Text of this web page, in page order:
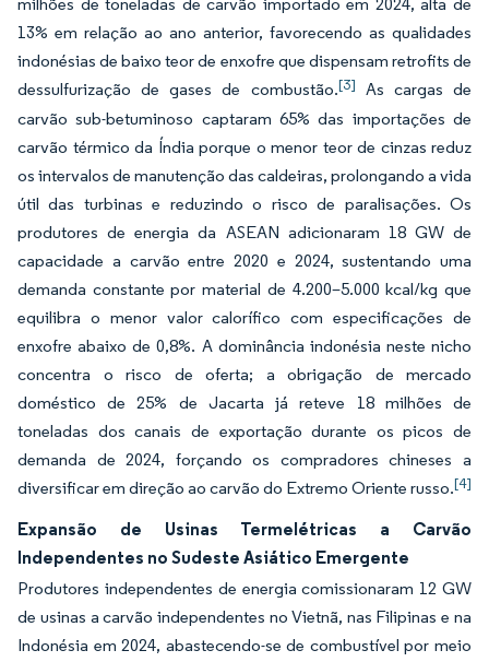
13% em relação ao ano anterior, favorecendo as qualidades
indonésias de baixo teor de enxofre que dispensam retrofits de
dessulfurização de gases de combustão.[3] As cargas de
carvão sub-betuminoso captaram 65% das importações de
carvão térmico da Índia porque o menor teor de cinzas reduz
os intervalos de manutenção das caldeiras, prolongando a vida
útil das turbinas e reduzindo o risco de paralisações. Os
produtores de energia da ASEAN adicionaram 18 GW de
capacidade a carvão entre 2020 e 2024, sustentando uma
demanda constante por material de 4.200–5.000 kcal/kg que
equilibra o menor valor calorífico com especificações de
enxofre abaixo de 0,8%. A dominância indonésia neste nicho
concentra o risco de oferta; a obrigação de mercado
doméstico de 25% de Jacarta já reteve 18 milhões de
toneladas dos canais de exportação durante os picos de
demanda de 2024, forçando os compradores chineses a
diversificar em direção ao carvão do Extremo Oriente russo.[4]
Expansão de Usinas Termelétricas a Carvão
Independentes no Sudeste Asiático Emergente
Produtores independentes de energia comissionaram 12 GW
de usinas a carvão independentes no Vietnã, nas Filipinas e na
Indonésia em 2024, abastecendo-se de combustível por meio